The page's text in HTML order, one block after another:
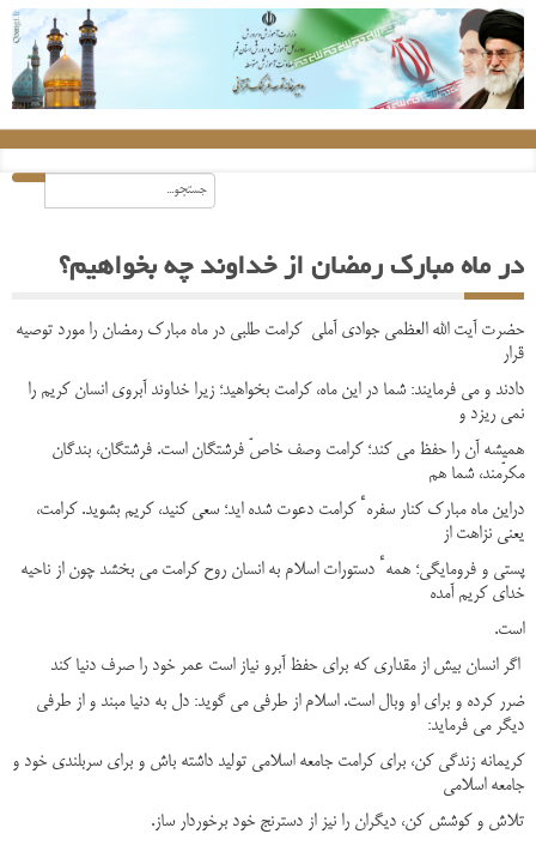
در ماه مبارک رمضان از خداوند چه بخواهیم؟
حضرت آیت الله العظمی جوادی آملی کرامت‏ طلبی در ماه مبارک رمضان را مورد توصیه
قرار
دادند و می فرمایند: شما در این ماه، کرامت بخواهید؛ زیرا خداوند آبروی انسان کریم را
نمی‏ ریزد و
همیشه آن را حفظ می‏ کند؛ کرامت وصف خاصّ فرشتگان است. فرشتگان، بندگان
مکرّمند، شما هم
دراین ماه مبارک کنار سفرهٴ کرامت دعوت شده‏ اید؛ سعی کنید، کریم بشوید. کرامت،
یعنی نزاهت از
پستی و فرومایگی؛ همهٴ دستورات اسلام به انسان روح کرامت می‏ بخشد چون از ناحیه
خدای کریم آمده
است.
اگر انسان بیش از مقداری که برای حفظ آبرو نیاز است عمر خود را صرف دنیا کند
ضرر کرده و برای او وبال است. اسلام از طرفی می‏ گوید: دل به دنیا مبند و از طرفی
دیگر می‏ فرماید:
کریمانه زندگی کن، برای کرامت جامعه اسلامی تولید داشته باش و برای سربلندی خود و
جامعه اسلامی
تلاش و کوشش کن، دیگران را نیز از دسترنج خود برخوردار ساز.